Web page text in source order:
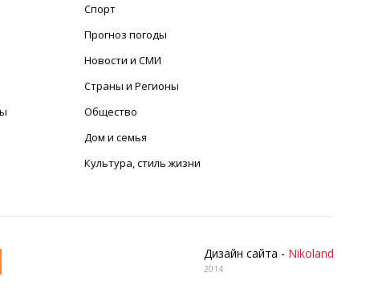
Спорт
Прогноз погоды
Новости и СМИ
Страны и Регионы
Общество
Дом и семья
Культура, стиль жизни
Дизайн сайта - Nikoland
2014